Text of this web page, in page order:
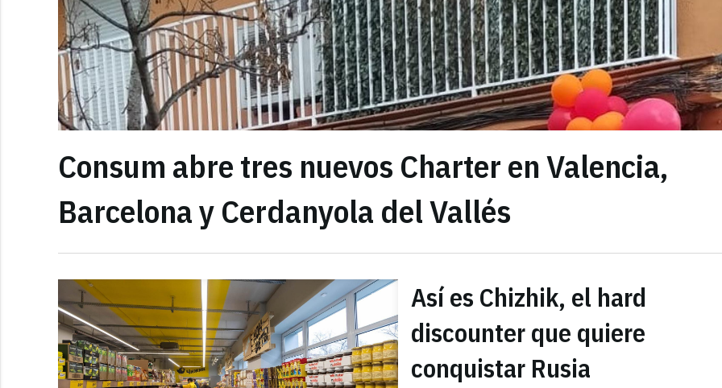
Consum abre tres nuevos Charter en Valencia,
Barcelona y Cerdanyola del Vallés
Así es Chizhik, el hard
discounter que quiere
conquistar Rusia